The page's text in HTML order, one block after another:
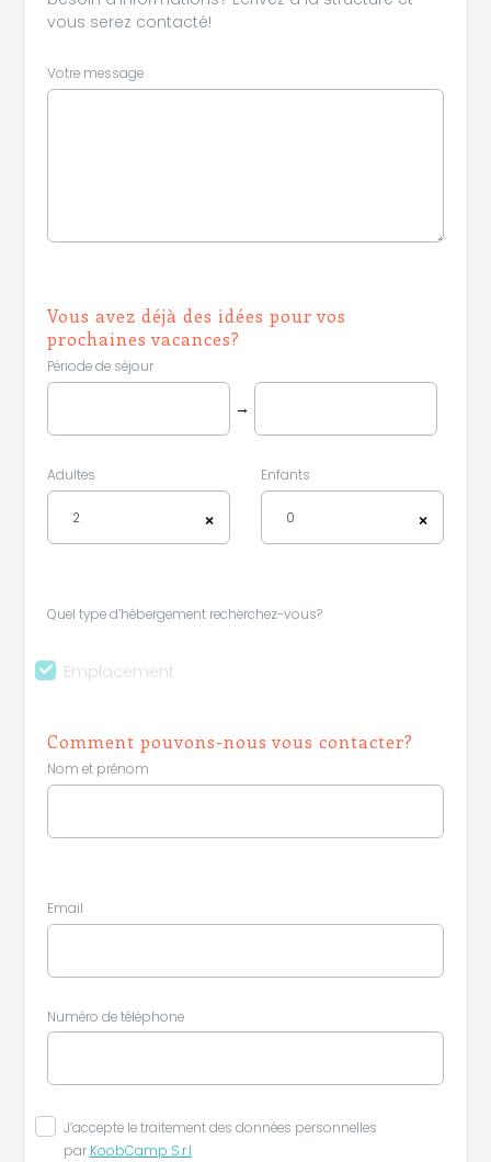
vous serez contacté!
Votre message
Vous avez déjà des idées pour vos
prochaines vacances?
Période de séjour
→
Adultes
×
2
Enfants
×
0
Quel type d’hébergement recherchez-vous?
Emplacement
Comment pouvons-nous vous contacter?
Nom et prénom
Email
Numéro de téléphone
J’accepte le traitement des données personnelles
par KoobCamp S.r.l